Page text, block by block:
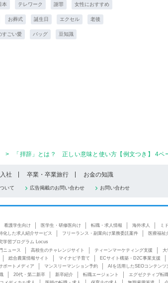
本 テレワーク 謝罪 女性におすすめ
お葬式 誕生日 エクセル 老後
すごい愛 バッグ 豆知識
> 「拝辞」とは？ 正しい意味と使い方【例文つき】 4ペ
社 卒業・卒業旅行 お金の知識
いて 広告掲載のお問い合わせ お問い合わせ
看護学生向け 医学生・研修医向け 転職・求人情報 海外求人 ミ
化した求人紹介サービス フリーランス・副業向け業務委託案件
医療福祉
学習プログラム Locus
ニュース 高校生のチャレンジサイト ティーンマーケティング支援 大
総合農業情報サイト マイナビ子育て ECサイト構築・D2C事業支援
ポートメディア マンスリーマンション予約 AIを活用したSEOコンテンツ
20代・第二新卒 新卒紹介 転職エージェント エグゼクティブ転